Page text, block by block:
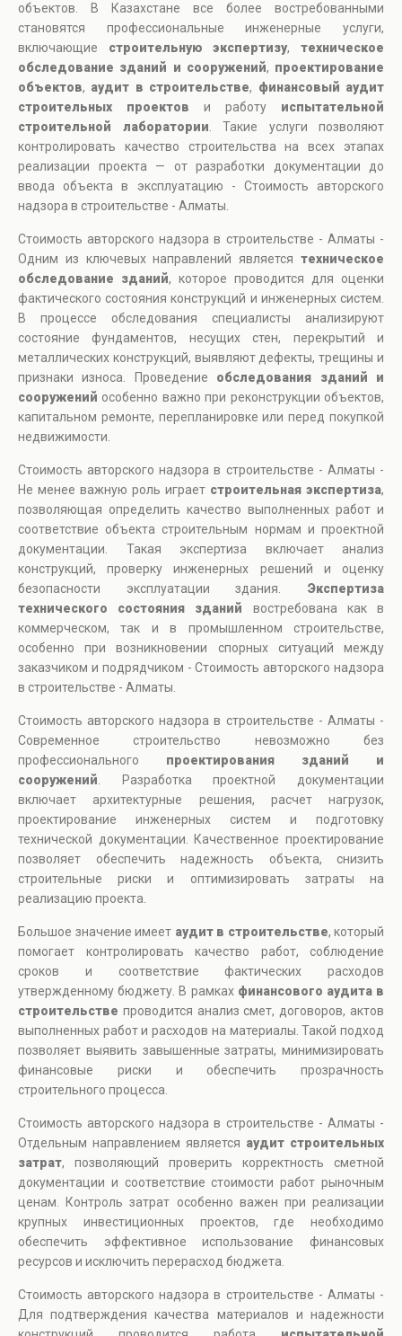
объектов. В Казахстане все более востребованными
становятся профессиональные инженерные услуги,
включающие строительную экспертизу,техническое
обследование зданий и сооружений, проектирование
объектов, аудит в строительстве, финансовый аудит
строительных проектов и работу испытательной
строительной лаборатории . Такие услуги позволяют
контролировать качество строительства на всех этапах
реализации проекта — от разработки документации до
ввода объекта в эксплуатацию - Стоимость авторского
надзора в строительстве - Алматы.
Стоимость авторского надзора в строительстве - Алматы -
Одним из ключевых направлений является техническое
обследование зданий, которое проводится для оценки
фактического состояния конструкций и инженерных систем.
В процессе обследования специалисты анализируют
состояние фундаментов, несущих стен, перекрытий и
металлических конструкций, выявляют дефекты, трещины и
признаки износа. Проведение обследования зданий и
сооружений особенно важно при реконструкции объектов,
капитальном ремонте, перепланировке или перед покупкой
недвижимости.
Стоимость авторского надзора в строительстве - Алматы -
Не менее важную роль играет строительная экспертиза,
позволяющая определить качество выполненных работ и
соответствие объекта строительным нормам и проектной
документации. Такая экспертиза включает анализ
конструкций, проверку инженерных решений и оценку
безопасности эксплуатации здания. Экспертиза
технического состояния зданий востребована как в
коммерческом, так и в промышленном строительстве,
особенно при возникновении спорных ситуаций между
заказчиком и подрядчиком - Стоимость авторского надзора
в строительстве - Алматы.
Стоимость авторского надзора в строительстве - Алматы -
Современное строительство невозможно без
профессионального проектирования зданий и
сооружений . Разработка проектной документации
включает архитектурные решения, расчет нагрузок,
проектирование инженерных систем и подготовку
технической документации. Качественное проектирование
позволяет обеспечить надежность объекта, снизить
строительные риски и оптимизировать затраты на
реализацию проекта.
Большое значение имеет аудит в строительстве, который
помогает контролировать качество работ, соблюдение
сроков и соответствие фактических расходов
утвержденному бюджету. В рамках финансового аудита в
строительстве проводится анализ смет, договоров, актов
выполненных работ и расходов на материалы. Такой подход
позволяет выявить завышенные затраты, минимизировать
финансовые риски и обеспечить прозрачность
строительного процесса.
Стоимость авторского надзора в строительстве - Алматы -
Отдельным направлением является аудит строительных
затрат, позволяющий проверить корректность сметной
документации и соответствие стоимости работ рыночным
ценам. Контроль затрат особенно важен при реализации
крупных инвестиционных проектов, где необходимо
обеспечить эффективное использование финансовых
ресурсов и исключить перерасход бюджета.
Стоимость авторского надзора в строительстве - Алматы -
Для подтверждения качества материалов и надежности